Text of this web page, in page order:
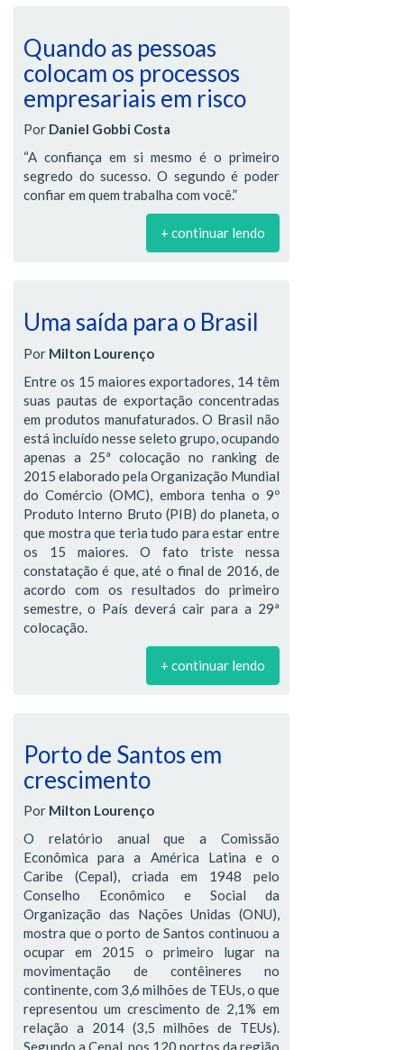
Quando as pessoas
colocam os processos
empresariais em risco
Por Daniel Gobbi Costa
“A confiança em si mesmo é o primeiro
segredo do sucesso. O segundo é poder
confiar em quem trabalha com você.”
+ continuar lendo
Uma saída para o Brasil
Por Milton Lourenço
Entre os 15 maiores exportadores, 14 têm
suas pautas de exportação concentradas
em produtos manufaturados. O Brasil não
está incluído nesse seleto grupo, ocupando
apenas a 25ª colocação no ranking de
2015 elaborado pela Organização Mundial
do Comércio (OMC), embora tenha o 9º
Produto Interno Bruto (PIB) do planeta, o
que mostra que teria tudo para estar entre
os 15 maiores. O fato triste nessa
constatação é que, até o final de 2016, de
acordo com os resultados do primeiro
semestre, o País deverá cair para a 29ª
colocação.
+ continuar lendo
Porto de Santos em
crescimento
Por Milton Lourenço
O relatório anual que a Comissão
Econômica para a América Latina e o
Caribe (Cepal), criada em 1948 pelo
Conselho Econômico e Social da
Organização das Nações Unidas (ONU),
mostra que o porto de Santos continuou a
ocupar em 2015 o primeiro lugar na
movimentação de contêineres no
continente, com 3,6 milhões de TEUs, o que
representou um crescimento de 2,1% em
relação a 2014 (3,5 milhões de TEUs).
Segundo a Cepal, nos 120 portos da região